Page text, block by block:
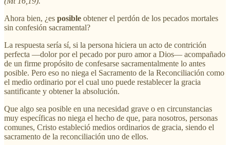
Ahora bien, ¿es posible obtener el perdón de los pecados mortales
sin confesión sacramental?
La respuesta sería sí, si la persona hiciera un acto de contrición
perfecta —dolor por el pecado por puro amor a Dios— acompañado
de un firme propósito de confesarse sacramentalmente lo antes
posible. Pero eso no niega el Sacramento de la Reconciliación como
el medio ordinario por el cual uno puede restablecer la gracia
santificante y obtener la absolución.
Que algo sea posible en una necesidad grave o en circunstancias
muy específicas no niega el hecho de que, para nosotros, personas
comunes, Cristo estableció medios ordinarios de gracia, siendo el
sacramento de la reconciliación uno de ellos.